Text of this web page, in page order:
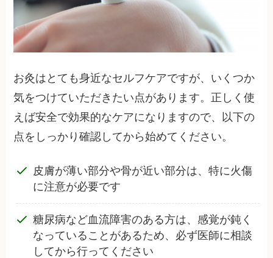
お灸はとても身近なセルフケアですが、いくつか
気をつけていただきたい点があります。正しく使
えば安全で効果的なケアになりますので、以下の
点をしっかり確認してから始めてください。
皮膚が薄い部分や骨が近い部分は、特に火傷
に注意が必要です
糖尿病など血流障害のある方は、感覚が鈍く
なっていることがあるため、必ず医師に相談
してから行ってください